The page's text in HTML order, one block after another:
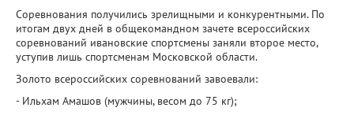
Соревнования получились зрелищными и конкурентными. По
итогам двух дней в общекомандном зачете всероссийских
соревнований ивановские спортсмены заняли второе место,
уступив лишь спортсменам Московской области.
Золото всероссийских соревнований завоевали:
- Ильхам Амашов (мужчины, весом до 75 кг);